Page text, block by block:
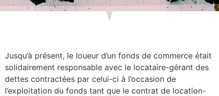
Jusqu’à présent, le loueur d’un fonds de commerce était
solidairement responsable avec le locataire-gérant des
dettes contractées par celui-ci à l’occasion de
l’exploitation du fonds tant que le contrat de location-